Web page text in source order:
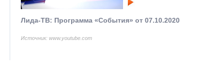
Лида-ТВ: Программа «События» от 07.10.2020
Источник: www.youtube.com